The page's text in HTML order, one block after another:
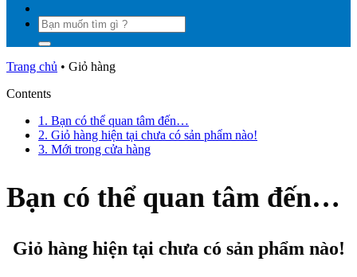
Tìm
kiếm:
Trang chủ • Giỏ hàng
Contents
1. Bạn có thể quan tâm đến…
2. Giỏ hàng hiện tại chưa có sản phẩm nào!
3. Mới trong cửa hàng
Bạn có thể quan tâm đến…
Giỏ hàng hiện tại chưa có sản phẩm nào!